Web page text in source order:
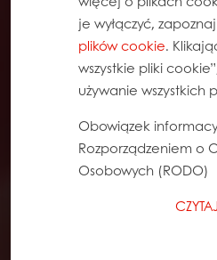
je wyłączyć,
plików cookie.
wszystkie pliki
używanie wszystkich
Obowiązek
Rozporządzeniem o
Osobowych (RODO)